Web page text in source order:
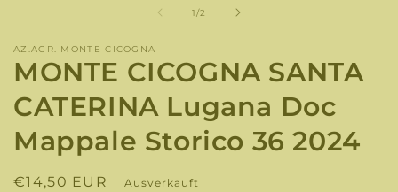
1/von
2
AZ.AGR. MONTE CICOGNA
MONTE CICOGNA SANTA
CATERINA Lugana Doc
Mappale Storico 36 2024
Normaler
€14,50 EUR Ausverkauft